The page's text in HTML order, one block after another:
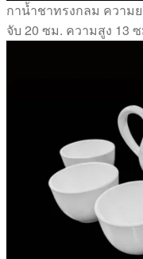
กาน้ำชาทรงกลม ความ
จับ 20 ซม. ความสูง 13